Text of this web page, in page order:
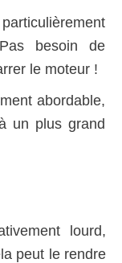
besoin de
le moteur !
abordable,
un plus grand
lourd,
peut le rendre